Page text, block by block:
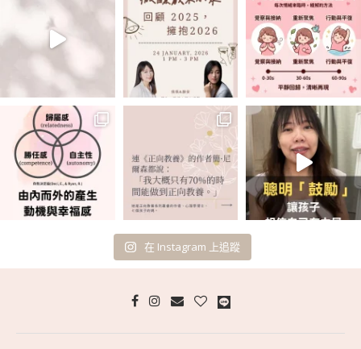
在 Instagram 上追蹤